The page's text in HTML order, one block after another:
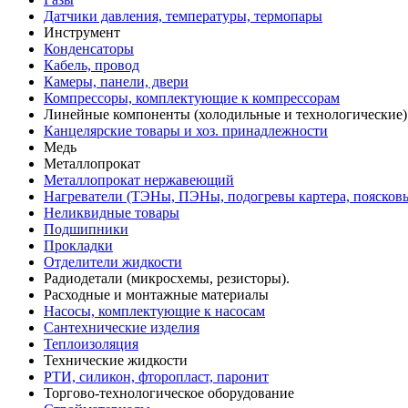
Датчики давления, температуры, термопары
Инструмент
Конденсаторы
Кабель, провод
Камеры, панели, двери
Компрессоры, комплектующие к компрессорам
Линейные компоненты (холодильные и технологические)
Канцелярские товары и хоз. принадлежности
Медь
Металлопрокат
Металлопрокат нержавеющий
Нагреватели (ТЭНы, ПЭНы, подогревы картера,
Неликвидные товары
Подшипники
Прокладки
Отделители жидкости
Радиодетали (микросхемы, резисторы).
Расходные и монтажные материалы
Насосы, комплектующие к насосам
Сантехнические изделия
Теплоизоляция
Технические жидкости
РТИ, силикон, фторопласт, паронит
Торгово-технологическое оборудование